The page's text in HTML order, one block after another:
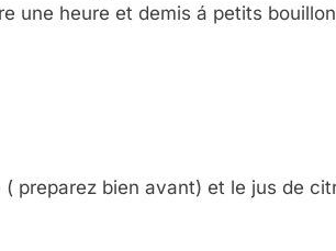
une heure et demis á petits
preparez bien avant) et le jus de
: POURQUOI JE REVENDIQUE